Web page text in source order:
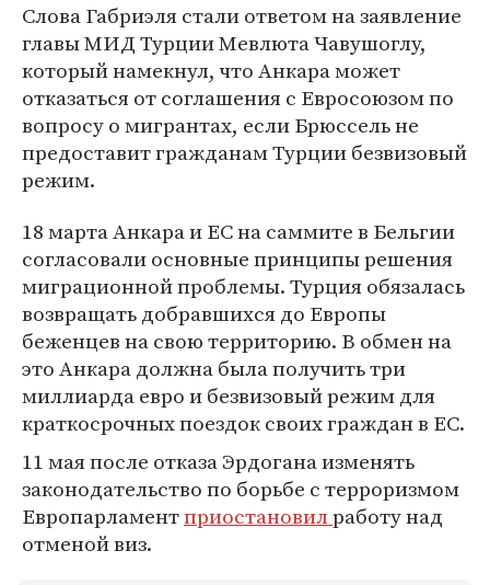
Слова Габриэля стали ответом на заявление
главы МИД Турции Мевлюта Чавушоглу,
который намекнул, что Анкара может
отказаться от соглашения с Евросоюзом по
вопросу о мигрантах, если Брюссель не
предоставит гражданам Турции безвизовый
режим.
18 марта Анкара и ЕС на саммите в Бельгии
согласовали основные принципы решения
миграционной проблемы. Турция обязалась
возвращать добравшихся до Европы
беженцев на свою территорию. В обмен на
это Анкара должна была получить три
миллиарда евро и безвизовый режим для
краткосрочных поездок своих граждан в ЕС.
11 мая после отказа Эрдогана изменять
законодательство по борьбе с терроризмом
Европарламентприостановилработу над
отменой виз.